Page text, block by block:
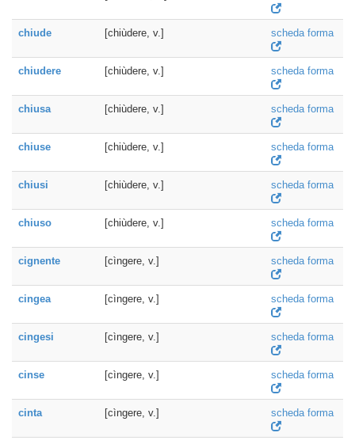
chiude [chiùdere, v.] scheda forma
chiudere [chiùdere, v.] scheda forma
chiusa [chiùdere, v.] scheda forma
chiuse [chiùdere, v.] scheda forma
chiusi [chiùdere, v.] scheda forma
chiuso [chiùdere, v.] scheda forma
cignente [cìngere, v.] scheda forma
cingea [cìngere, v.] scheda forma
cingesi [cìngere, v.] scheda forma
cinse [cìngere, v.] scheda forma
cinta [cìngere, v.] scheda forma